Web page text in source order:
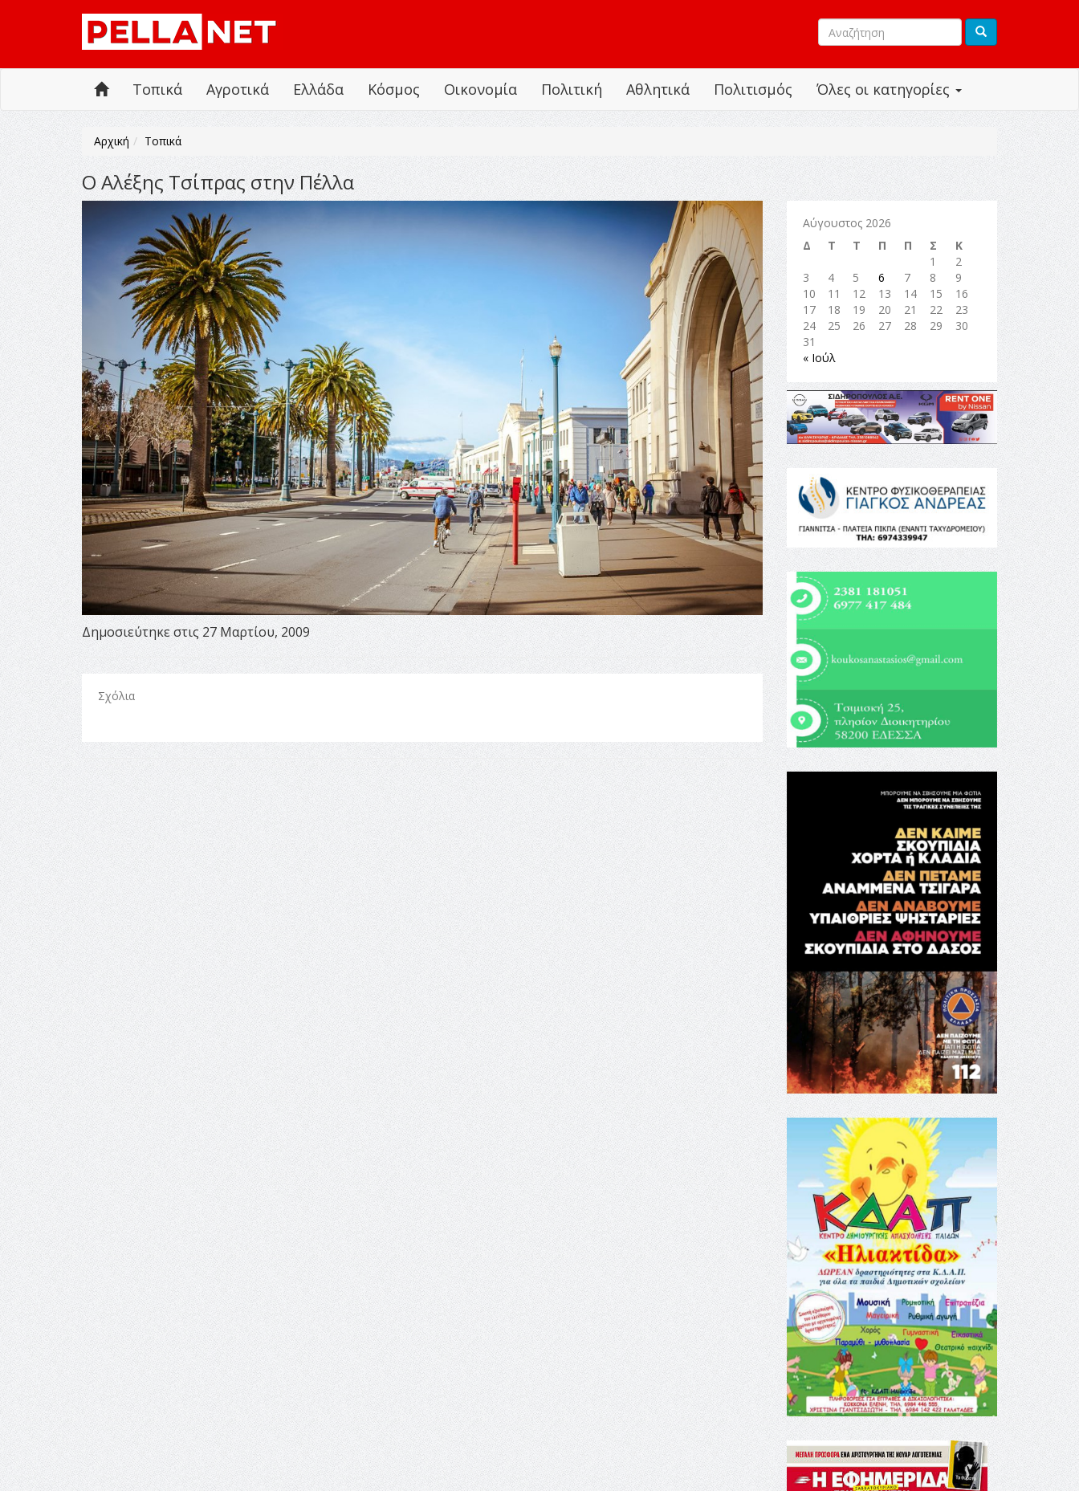
Όλες οι κατηγορίες
Τοπικά Αγροτικά Ελλάδα Κόσμος Οικονομία Πολιτική Αθλητικά Πολιτισμός
Αρχική Τοπικά
Ο Αλέξης Τσίπρας στην Πέλλα
Δημοσιεύτηκε στις 27 Μαρτίου, 2009
Σχόλια
Αύγουστος 2026
Δ
Τ Τ Π Π Σ
Κ
1
2
3
4 5 6 7 8
9
10
11 12 13 14 15
16
17
18 19 20 21 22
23
24
25 26 27 28 29
30
31
« Ιούλ